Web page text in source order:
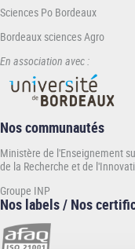
Sciences Po Bordeaux
Bordeaux sciences Agro
En association avec :
Nos communautés
Ministère de l'Enseignement
de la Recherche et de
Groupe INP
Nos labels / Nos